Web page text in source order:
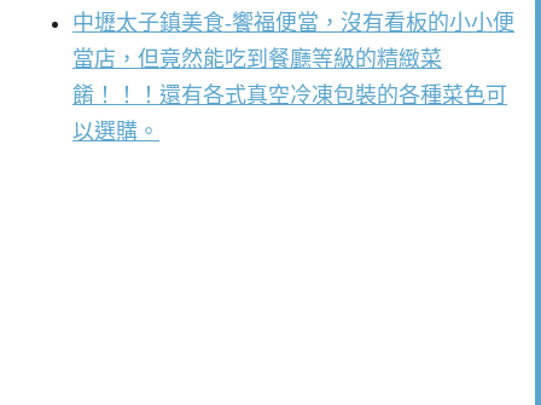
中壢太子鎮美食-饗福便當，沒有看板的小小便
當店，但竟然能吃到餐廳等級的精緻菜
餚！！！還有各式真空冷凍包裝的各種菜色可
以選購。